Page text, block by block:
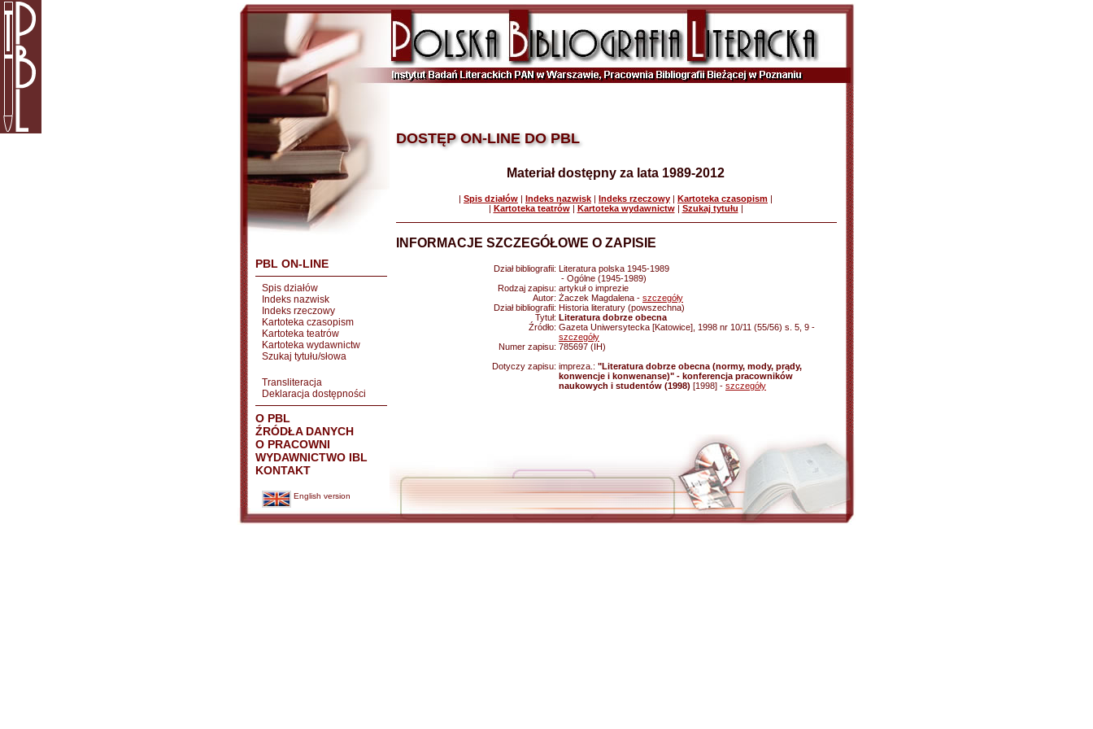
PBL ON-LINE
Spis działów
Indeks nazwisk
Indeks rzeczowy
Kartoteka czasopism
Kartoteka teatrów
Kartoteka wydawnictw
Szukaj tytułu/słowa
Transliteracja
Deklaracja dostępności
O PBL
ŹRÓDŁA DANYCH
O PRACOWNI
WYDAWNICTWO IBL
KONTAKT
English version
DOSTĘP ON-LINE DO PBL
Materiał dostępny za lata 1989-2012
| Spis działów | Indeks nazwisk | Indeks rzeczowy | Kartoteka czasopism |
| Kartoteka teatrów| Kartoteka wydawnictw| Szukaj tytułu |
INFORMACJE SZCZEGÓŁOWE O ZAPISIE
Dział bibliografii: Literatura polska 1945-1989
- Ogólne (1945-1989)
Rodzaj zapisu: artykuł o imprezie
Autor: Żaczek Magdalena - szczegóły
Dział bibliografii: Historia literatury (powszechna)
Tytuł: Literatura dobrze obecna
Źródło: Gazeta Uniwersytecka [Katowice], 1998 nr 10/11 (55/56) s. 5, 9 -
szczegóły
Numer zapisu: 785697 (IH)
Dotyczy zapisu: impreza.: "Literatura dobrze obecna (normy, mody, prądy,
konwencje i konwenanse)" - konferencja pracowników
naukowych i studentów (1998) [1998] - szczegóły